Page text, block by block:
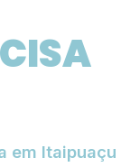
em Itaipuaçu